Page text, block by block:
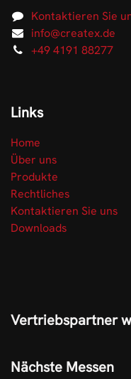
Kontaktieren Sie
info@createx.de
+49 4191 88277
Links
Home
Über uns
Produkte
Rechtliches
Kontaktieren Sie uns
Downloads
Vertriebspartner
Nächste Messen